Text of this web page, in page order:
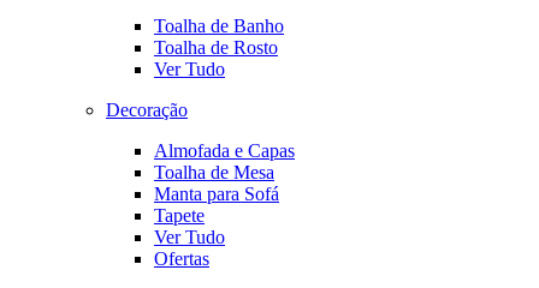
Toalha de Banho
Toalha de Rosto
Ver Tudo
Decoração
Almofada e Capas
Toalha de Mesa
Manta para Sofá
Tapete
Ver Tudo
Ofertas